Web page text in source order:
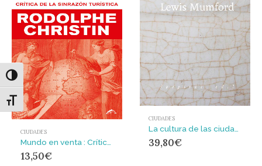
Alternar alto contraste
Alternar tamaño de letra
CIUDADES
Mundo en venta : Crítica de la sinrazón turística
13,50€
CIUDADES
La cultura de las ciudades
39,80€